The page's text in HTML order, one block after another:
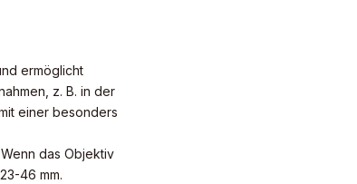
ermöglicht
z. B. in der
einer besonders
das Objektiv
46 mm.